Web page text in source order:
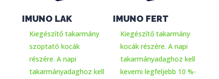
IMUNO LAK
Kiegészítő takarmány
szoptató kocák
részére. A napi
takarmányadaghoz kell
IMUNO FERT
Kiegészítő takarmány
kocák részére. A napi
takarmányadaghoz kell
keverni legfeljebb 10 %-